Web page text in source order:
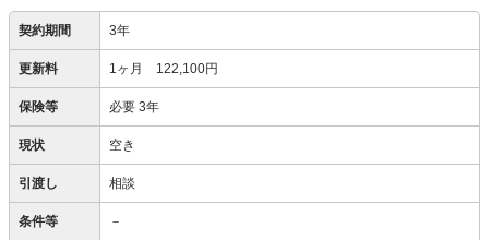
契約期間 3年
更新料 1ヶ月 122,100円
保険等 必要 3年
現状 空き
引渡し 相談
条件等 －